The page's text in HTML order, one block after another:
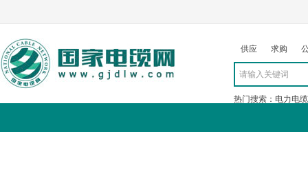
供应 求购
热门搜索： 电力电缆